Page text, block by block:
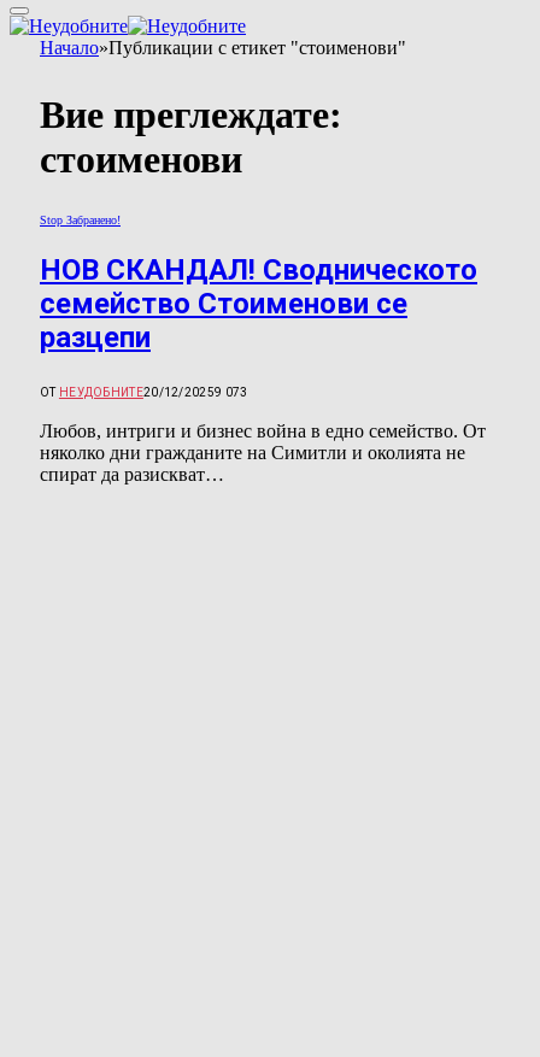
Начало»Публикации с етикет "стоименови"
Вие преглеждате:
стоименови
Stop Забранено!
НОВ СКАНДАЛ! Сводническото
семейство Стоименови се
разцепи
ОТ НЕУДОБНИТЕ20/12/20259 073
Любов, интриги и бизнес война в едно семейство. От
няколко дни гражданите на Симитли и околията не
спират да разискват…